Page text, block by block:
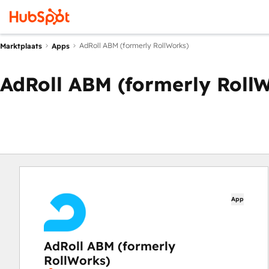
Marktplaats Apps AdRoll ABM (formerly RollWorks)
AdRoll ABM (formerly
App
AdRoll ABM (formerly
RollWorks)